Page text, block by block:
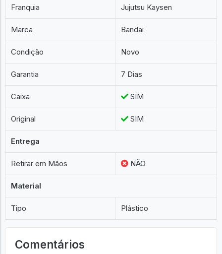
Franquia Jujutsu Kaysen
Marca Bandai
Condição Novo
Garantia 7 Dias
Caixa SIM
Original SIM
Entrega
Retirar em Mãos NÃO
Material
Tipo Plástico
Comentários